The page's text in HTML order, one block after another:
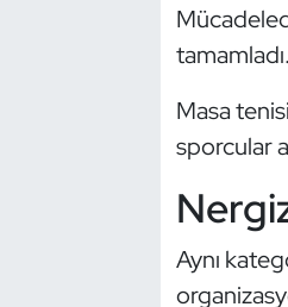
tamamladı.
Masa
sporcular
Aynı
İşitme Engelli Sporcular
Judo ve Kuraş